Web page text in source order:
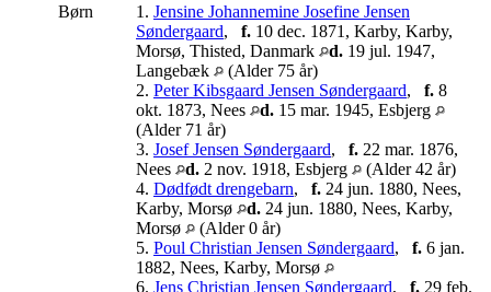
Børn
1. Jensine Johannemine Josefine Jensen
Søndergaard, f. 10 dec. 1871, Karby, Karby,
Morsø, Thisted, Danmark
d. 19 jul. 1947,
Langebæk
(Alder 75 år)
2. Peter Kibsgaard Jensen Søndergaard, f. 8
okt. 1873, Nees
d. 15 mar. 1945, Esbjerg
(Alder 71 år)
3. Josef Jensen Søndergaard, f. 22 mar. 1876,
Nees
d. 2 nov. 1918, Esbjerg
(Alder 42 år)
4. Dødfødt drengebarn, f. 24 jun. 1880, Nees,
Karby, Morsø
d. 24 jun. 1880, Nees, Karby,
Morsø
(Alder 0 år)
5. Poul Christian Jensen Søndergaard, f. 6 jan.
1882, Nees, Karby, Morsø
6. Jens Christian Jensen Søndergaard, f. 29 feb.